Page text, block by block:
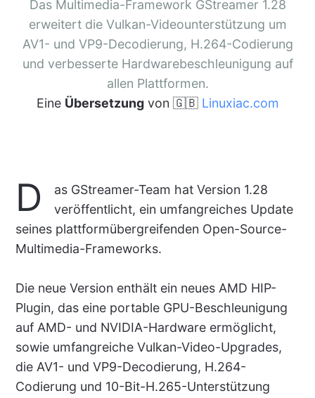
Das Multimedia-Framework GStreamer 1.28
erweitert die Vulkan-Videounterstützung um
AV1- und VP9-Decodierung, H.264-Codierung
und verbesserte Hardwarebeschleunigung auf
allen Plattformen.
Eine Übersetzungvon 🇬🇧 Linuxiac.com
D
as GStreamer-Team hat Version 1.28
veröffentlicht, ein umfangreiches Update
seines plattformübergreifenden Open-Source-
Multimedia-Frameworks.
Die neue Version enthält ein neues AMD HIP-
Plugin, das eine portable GPU-Beschleunigung
auf AMD- und NVIDIA-Hardware ermöglicht,
sowie umfangreiche Vulkan-Video-Upgrades,
die AV1- und VP9-Decodierung, H.264-
Codierung und 10-Bit-H.265-Unterstützung